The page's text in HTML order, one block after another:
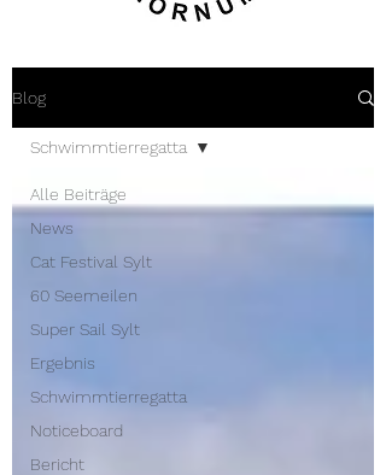
Blog
Alle Beiträge
News
Cat Festival Sylt
60 Seemeilen
Super Sail Sylt
Ergebnis
Schwimmtierregatta
Noticeboard
Bericht
Schwimmtierregatta